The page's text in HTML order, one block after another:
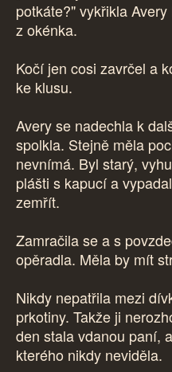
potkáte?" vykřikla
z okénka.
Kočí jen cosi zavrčel a
ke klusu.
Avery se nadechla k
spolkla. Stejně měla
nevnímá. Byl starý,
plášti s kapucí a
zemřít.
Zamračila se a s
opěradla. Měla by mít
Nikdy nepatřila mezi
prkotiny. Takže ji
den stala vdanou paní,
kterého nikdy neviděla.